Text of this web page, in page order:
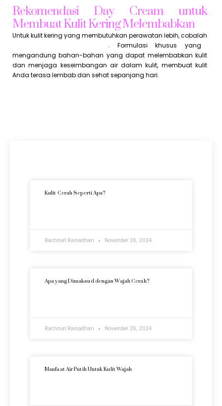
Rekomendasi Day Cream untuk
Membuat Kulit Kering Melembabkan
Untuk kulit kering yang membutuhkan perawatan lebih, cobalah
. Formulasi khusus yang
mengandung bahan-bahan yang dapat melembabkan kulit
dan menjaga keseimbangan air dalam kulit, membuat kulit
Anda terasa lembab dan sehat sepanjang hari.
Kulit Cerah Seperti Apa?
Rachmat Ramadhan November 26, 2024
Apa yang Dimaksud dengan Wajah Cerah?
Rachmat Ramadhan November 26, 2024
Manfaat Air Putih Untuk Kulit Wajah